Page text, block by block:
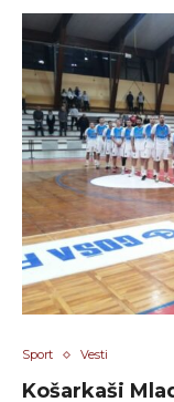
Sport Vesti
Košarkaši